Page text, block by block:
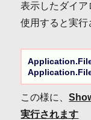
表示したダイ
使用すると実行
この様に、
実行されます